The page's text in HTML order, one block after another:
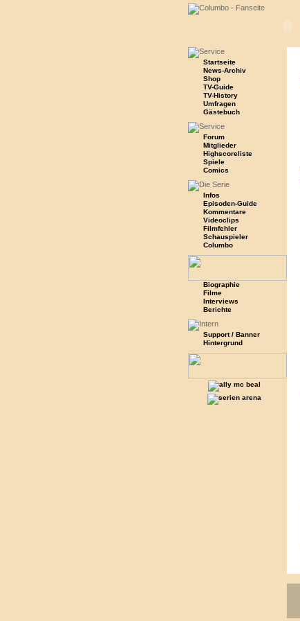
Startseite
News-Archiv
Shop
TV-Guide
TV-History
Umfragen
Gästebuch
Forum
Mitglieder
Highscoreliste
Spiele
Comics
Infos
Episoden-Guide
Kommentare
Videoclips
Filmfehler
Schauspieler
Columbo
Biographie
Filme
Interviews
Berichte
Support / Banner
Hintergrund